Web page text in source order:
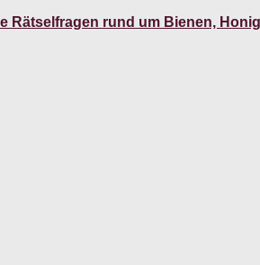
Rätselfragen rund um Bienen,